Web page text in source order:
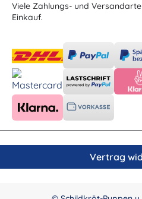
Viele Zahlungs- und
Einkauf.
Vertrag